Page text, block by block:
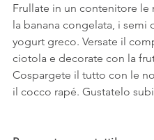
Frullate in un contenitore le
la banana congelata, i semi
yogurt greco. Versate il
ciotola e decorate con la
Cospargete il tutto con le
il cocco rapé. Gustatelo